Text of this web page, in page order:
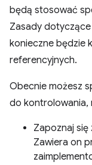
będą stosować
Zasady
konieczne będzie
referencyjnych.
Obecnie możesz
do kontrolowania,
Zapoznaj się
Zawiera on